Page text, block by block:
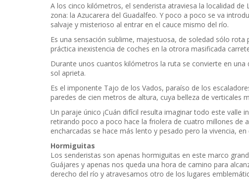
A los cinco kilómetros, el senderista atraviesa la localidad
zona: la Azucarera del Guadalfeo. Y poco a poco se va
salvaje y misterioso al entrar en el cauce mismo del río.
Es una sensación sublime, majestuosa, de soledad sólo
práctica inexistencia de coches en la otrora masificada
Durante unos cuantos kilómetros la ruta se convierte en
sol aprieta.
Es el imponente Tajo de los Vados, paraíso de los
paredes de cien metros de altura, cuya belleza de verticales
Un paraje único ¡Cuán difícil resulta imaginar todo este valle
retirando poco a poco hace la friolera de cuatro millones de
encharcadas se hace más lento y pesado pero la vivencia,
Hormiguitas
Los senderistas son apenas hormiguitas en este marco
Guájares y apenas nos queda una hora de camino para
derecho del río y atravesamos otro de los lugares